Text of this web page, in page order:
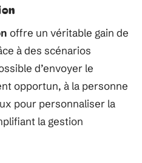
offre un véritable gain de
à des scénarios
d’envoyer le
opportun, à la personne
pour personnaliser la
la gestion